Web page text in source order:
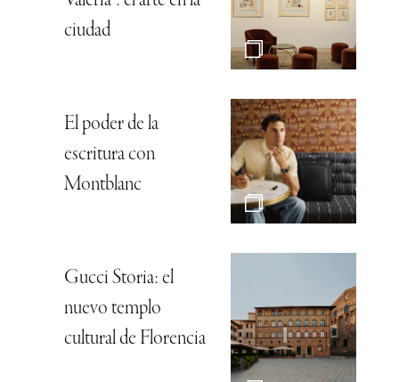
ciudad
El poder de la
escritura con
Montblanc
Gucci Storia: el
nuevo templo
cultural de Florencia